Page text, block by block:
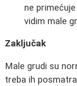
ne
vidim male
Zaključak
Male grudi su
treba ih